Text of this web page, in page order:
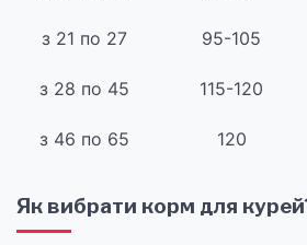
з 21 по 27 95-105
з 28 по 45 115-120
з 46 по 65 120
Як вибрати корм для